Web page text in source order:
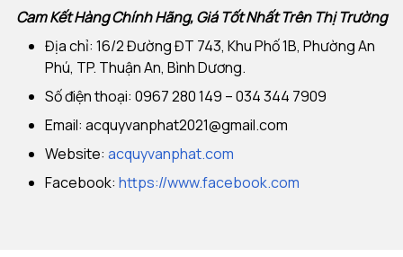
Cam Kết Hàng Chính Hãng, Giá Tốt Nhất Trên Thị Trường
Địa chỉ: 16/2 Đường ĐT 743, Khu Phố 1B, Phường An
Phú, TP. Thuận An, Bình Dương.
Số điện thoại: 0967 280 149 – 034 344 7909
Email: acquyvanphat2021@gmail.com
Website: acquyvanphat.com
Facebook: https://www.facebook.com